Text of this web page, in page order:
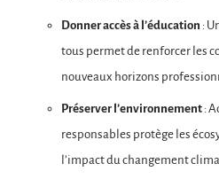
Donner accès à l’éducation :
tous permet de renforcer les
nouveaux horizons
Préserver l’environnement :
responsables protège les
l’impact du changement